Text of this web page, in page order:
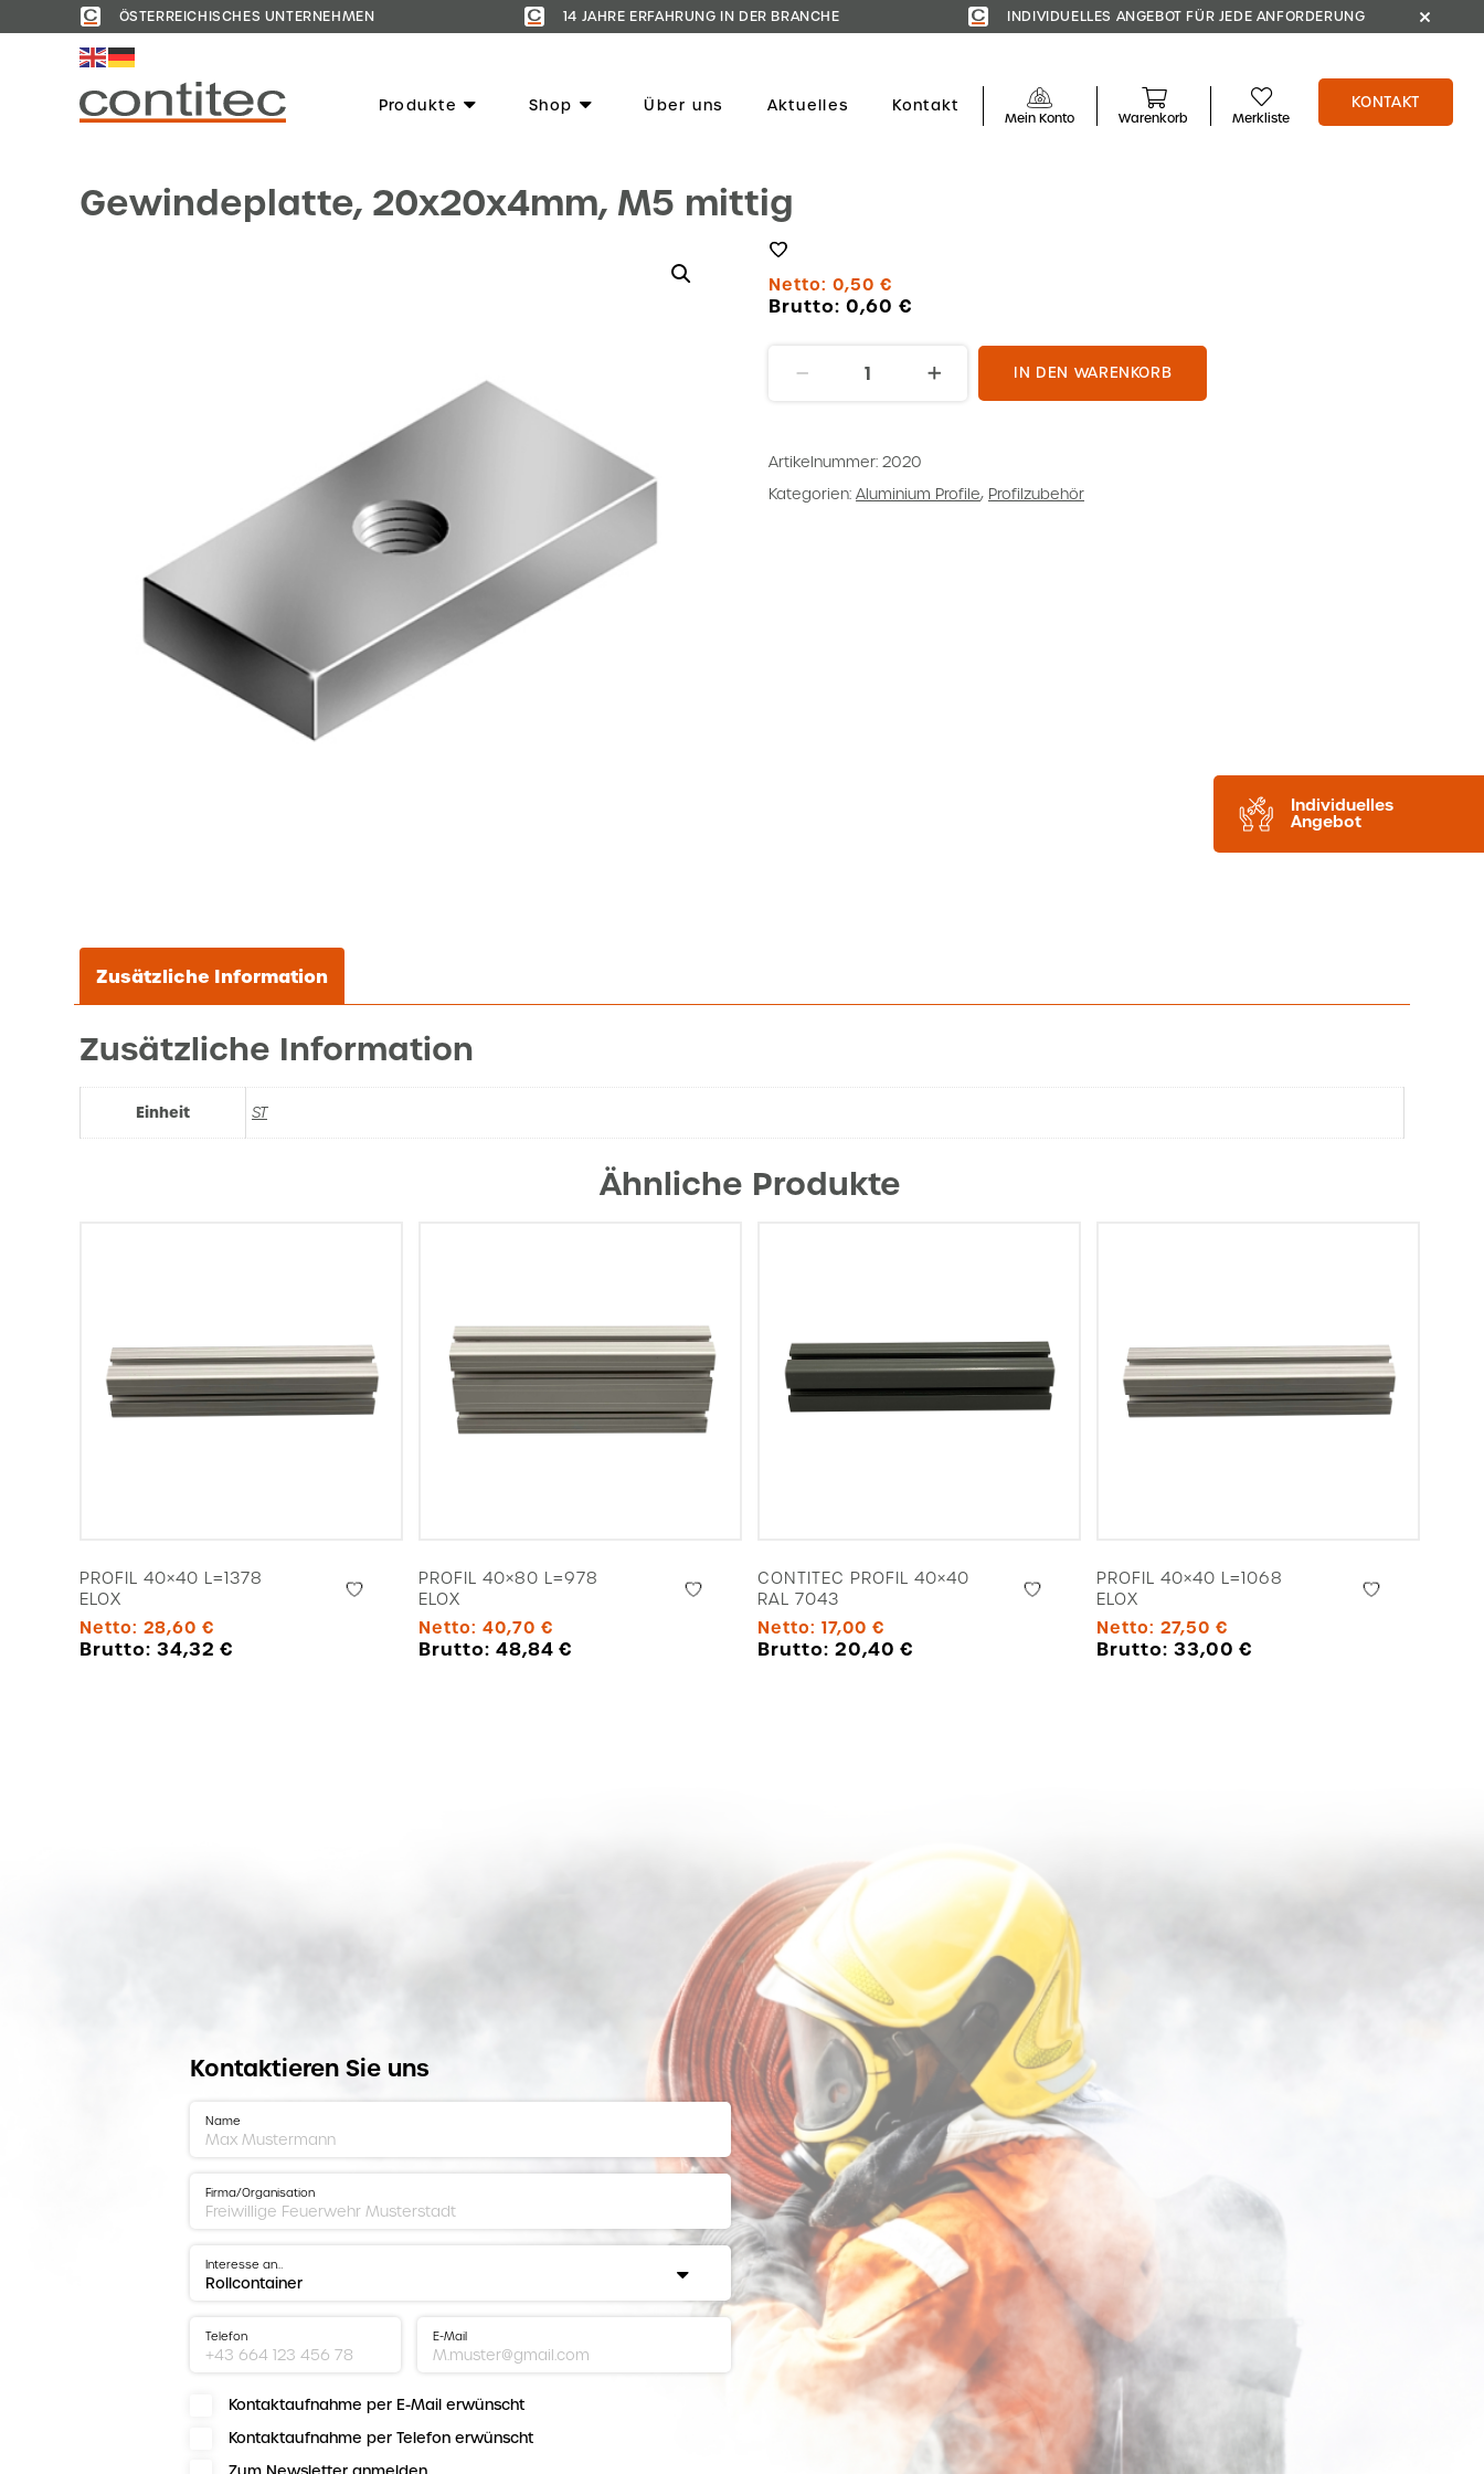
ÖSTERREICHISCHES UNTERNEHMEN 14 JAHRE ERFAHRUNG IN DER BRANCHE INDIVIDUELLES ANGEBOT FÜR JEDE ANFORDERUNG
Produkte Shop Über uns Aktuelles Kontakt
Mein Konto Warenkorb Merkliste
KONTAKT
Individuelles
Angebot
Gewindeplatte, 20x20x4mm, M5 mittig
Netto: 0,50 €
Brutto: 0,60 €
mittig
Menge
IN DEN WARENKORB
Artikelnummer: 2020
Kategorien: Aluminium Profile, Profilzubehör
Zusätzliche Information
Zusätzliche Information
Einheit ST
Ähnliche Produkte
PROFIL 40×40 L=1378
ELOX
Netto: 28,60 €
Brutto: 34,32€
PROFIL 40×80 L=978
ELOX
Netto: 40,70 €
Brutto: 48,84€
CONTITEC PROFIL 40×40
RAL 7043
Netto: 17,00 €
Brutto: 20,40€
PROFIL 40×40 L=1068
ELOX
Netto: 27,50 €
Brutto: 33,00€
Kontaktieren Sie uns
Name
Firma/Organisation
Interesse an…
Telefon E-Mail
Kontaktaufnahme per E-Mail erwünscht
Kontaktaufnahme per Telefon erwünscht